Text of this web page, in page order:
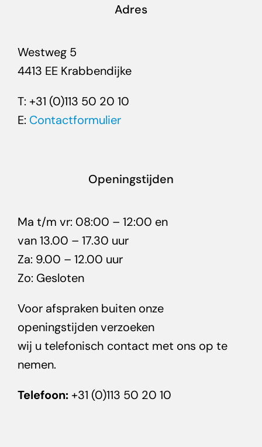
Adres
Westweg 5
4413 EE Krabbendijke
T: +31 (0)113 50 20 10
E: Contactformulier
Openingstijden
Ma t/m vr: 08:00 – 12:00 en
van 13.00 – 17.30 uur
Za: 9.00 – 12.00 uur
Zo: Gesloten
Voor afspraken buiten onze
openingstijden verzoeken
wij u telefonisch contact met ons op te
nemen.
Telefoon:+31 (0)113 50 20 10